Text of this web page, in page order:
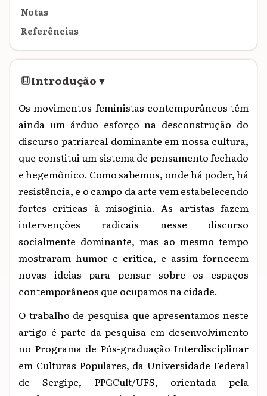
Notas
Referências
Introdução▾
Os movimentos feministas contemporâneos têm
ainda um árduo esforço na desconstrução do
discurso patriarcal dominante em nossa cultura,
que constitui um sistema de pensamento fechado
e hegemônico. Como sabemos, onde há poder, há
resistência, e o campo da arte vem estabelecendo
fortes críticas à misoginia. As artistas fazem
intervenções radicais nesse discurso
socialmente dominante, mas ao mesmo tempo
mostraram humor e crítica, e assim fornecem
novas ideias para pensar sobre os espaços
contemporâneos que ocupamos na cidade.
O trabalho de pesquisa que apresentamos neste
artigo é parte da pesquisa em desenvolvimento
no Programa de Pós-graduação Interdisciplinar
em Culturas Populares, da Universidade Federal
de Sergipe, PPGCult/UFS, orientada pela